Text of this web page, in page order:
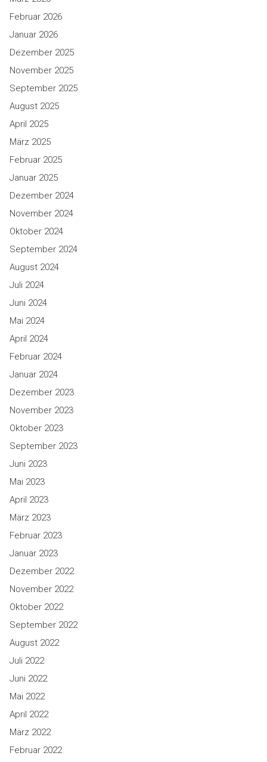
Februar 2026
Januar 2026
Dezember 2025
November 2025
September 2025
August 2025
April 2025
März 2025
Februar 2025
Januar 2025
Dezember 2024
November 2024
Oktober 2024
September 2024
August 2024
Juli 2024
Juni 2024
Mai 2024
April 2024
Februar 2024
Januar 2024
Dezember 2023
November 2023
Oktober 2023
September 2023
Juni 2023
Mai 2023
April 2023
März 2023
Februar 2023
Januar 2023
Dezember 2022
November 2022
Oktober 2022
September 2022
August 2022
Juli 2022
Juni 2022
Mai 2022
April 2022
März 2022
Februar 2022